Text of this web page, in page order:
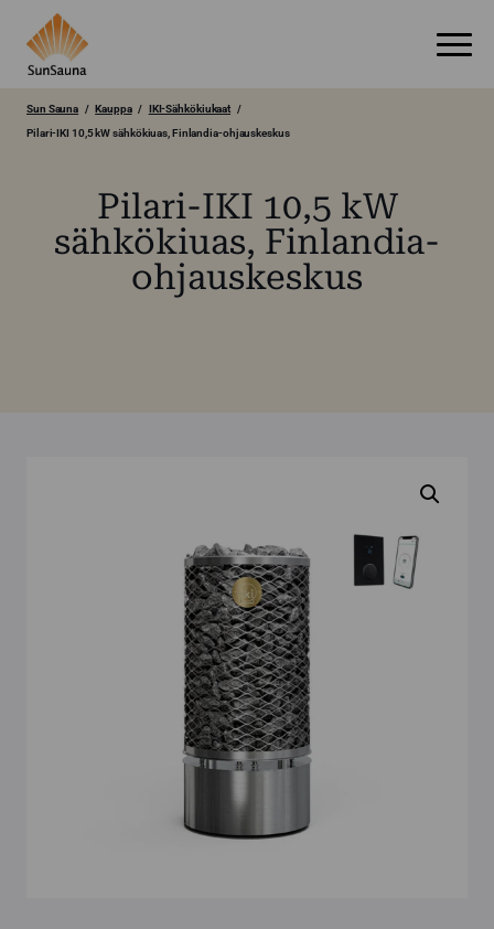
Pilari-IKI 10,5 kW
sähkökiuas, Finlandia-
ohjauskeskus
Sun Sauna Kauppa
IKI-Sähkökiukaat
Pilari-IKI 10,5 kW sähkökiuas, Finlandia-ohjauskeskus